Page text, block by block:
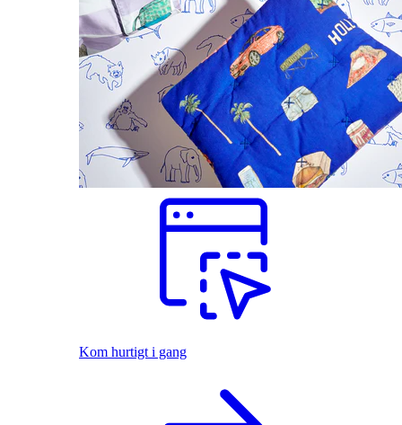
Kom hurtigt i gang